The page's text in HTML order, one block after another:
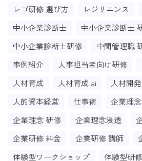
レゴ研修 選び方
レジリエンス
中小企業診断士
中小企業診断士
中小企業診断士研修
中間管理職
事例紹介
人事担当者向け研修
人材育成
人材育成 ai
人材開
人的資本経営
仕事術
企業理
企業理念 研修
企業理念浸透
企業研修 料金
企業研修 講師
体験型ワークショップ
体験型研修